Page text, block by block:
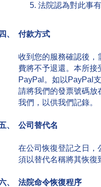
法院認為對此事
四、 付款方式
收到您的服務確認後，
費將不予退還。本所
PayPal。如以PayPal
請將我們的發票號碼放
我們，以供我們記錄。
、 公司替代名
在公司恢復登記之日，
須以替代名稱將其恢復
、 法院命令恢復程序